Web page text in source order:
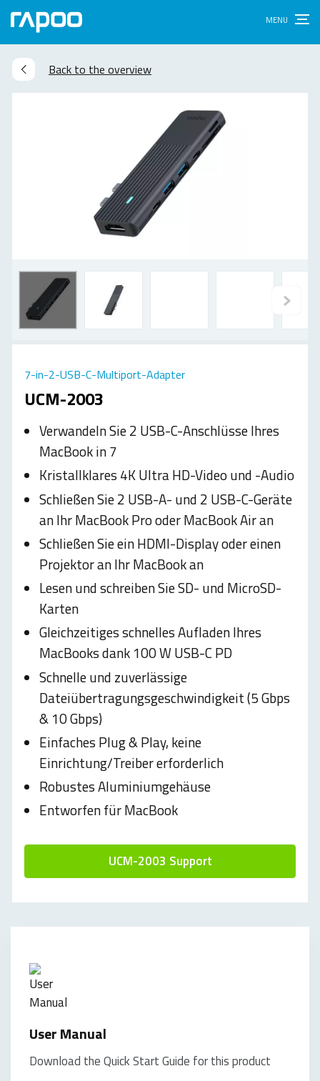
Back to the overview
UCM-2003
7-in-2-USB-C-Multiport-Adapter
Verwandeln Sie 2 USB-C-Anschlüsse Ihres
MacBook in 7
Kristallklares 4K Ultra HD-Video und -Audio
Schließen Sie 2 USB-A- und 2 USB-C-Geräte
an Ihr MacBook Pro oder MacBook Air an
Schließen Sie ein HDMI-Display oder einen
Projektor an Ihr MacBook an
Lesen und schreiben Sie SD- und MicroSD-
Karten
Gleichzeitiges schnelles Aufladen Ihres
MacBooks dank 100 W USB-C PD
Schnelle und zuverlässige
Dateiübertragungsgeschwindigkeit (5 Gbps
& 10 Gbps)
Einfaches Plug & Play, keine
Einrichtung/Treiber erforderlich
Robustes Aluminiumgehäuse
Entworfen für MacBook
UCM-2003 Support
User Manual
Download the Quick Start Guide for this product